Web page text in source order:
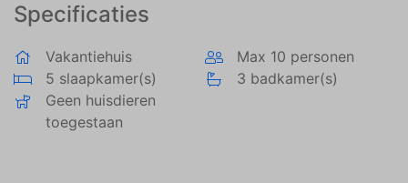
Specificaties
Vakantiehuis
Max 10 personen
5 slaapkamer(s)
3 badkamer(s)
Geen huisdieren
toegestaan